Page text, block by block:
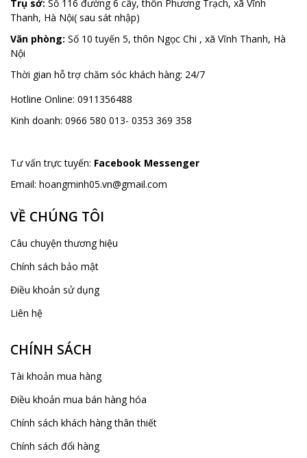
Trụ sở: Số 116 đường 6 cây, thôn Phương Trạch, xã Vĩnh
Thanh, Hà Nội( sau sát nhập)
Văn phòng: Số 10 tuyến 5, thôn Ngọc Chi , xã Vĩnh Thanh, Hà
Nội
Thời gian hỗ trợ chăm sóc khách hàng: 24/7
Hotline Online: 0911356488
Kinh doanh: 0966 580 013- 0353 369 358
Tư vấn trực tuyến: Facebook Messenger
Email: hoangminh05.vn@gmail.com
VỀ CHÚNG TÔI
Câu chuyện thương hiệu
Chính sách bảo mật
Điều khoản sử dụng
Liên hệ
CHÍNH SÁCH
Tài khoản mua hàng
Điều khoản mua bán hàng hóa
Chính sách khách hàng thân thiết
Chính sách đổi hàng